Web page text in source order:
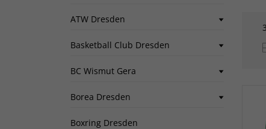
ATW Dresden
Basketball Club Dresden
BC Wismut Gera
Borea Dresden
Boxring Dresden